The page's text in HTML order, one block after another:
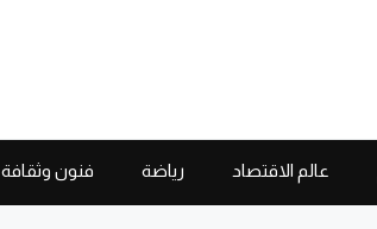
عالم الاقتصاد رياضة فنون وثقافة